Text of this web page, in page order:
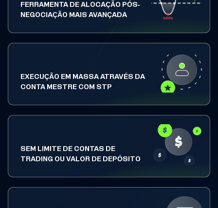
FERRAMENTA DE ALOCAÇÃO PÓS-
NEGOCIAÇÃO MAIS AVANÇADA
EXECUÇÃO EM MASSA ATRAVÉS DA
CONTA MESTRE COM STP
SEM LIMITE DE CONTAS DE
TRADING OU VALOR DE DEPÓSITO